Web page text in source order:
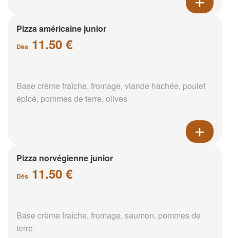
Pizza américaine junior
Dès 11.50 €
Base crème fraîche, fromage, viande hachée, poulet
épicé, pommes de terre, olives
Pizza norvégienne junior
Dès 11.50 €
Base crème fraîche, fromage, saumon, pommes de
terre